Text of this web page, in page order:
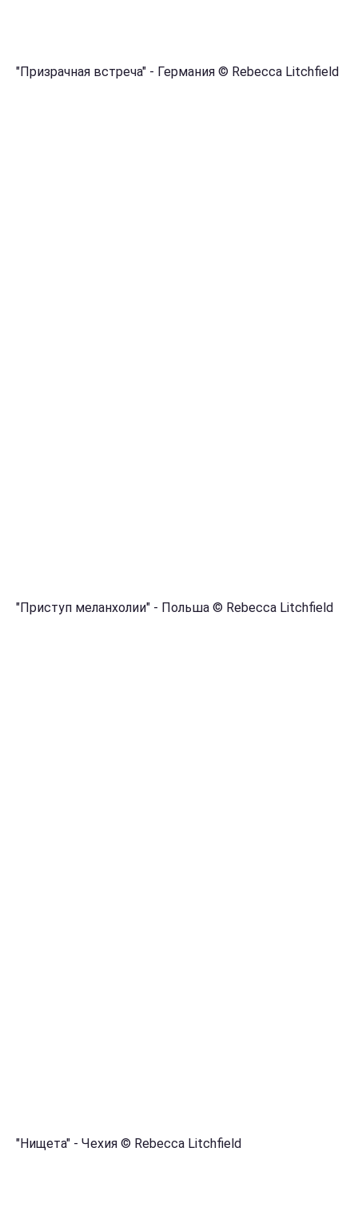
"Призрачная встреча" - Германия © Rebecca Litchfield
"Приступ меланхолии" - Польша © Rebecca Litchfield
"Нищета" - Чехия © Rebecca Litchfield